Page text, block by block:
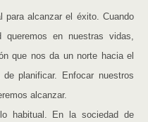
para alcanzar el éxito. Cuando
en nuestras vidas,
que nos da un norte hacia el
planificar.
Enfocar nuestros
alcanzar.
habitual. En la sociedad de